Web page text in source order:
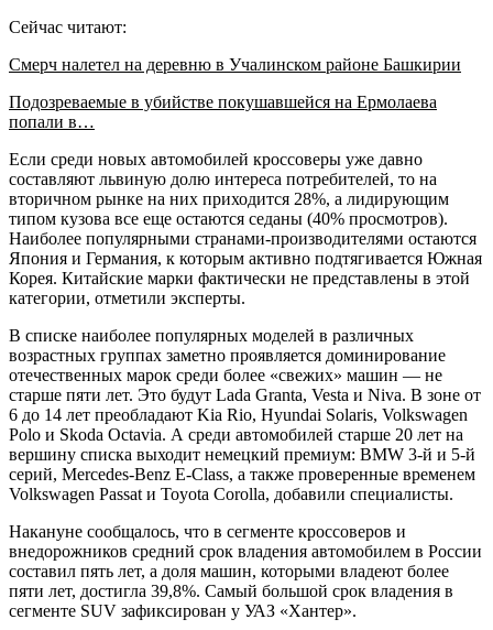
Сейчас читают:
Смерч налетел на деревню в Учалинском районе Башкирии
Подозреваемые в убийстве покушавшейся на Ермолаева
попали в…
Если среди новых автомобилей кроссоверы уже давно
составляют львиную долю интереса потребителей, то на
вторичном рынке на них приходится 28%, а лидирующим
типом кузова все еще остаются седаны (40% просмотров).
Наиболее популярными странами-производителями остаются
Япония и Германия, к которым активно подтягивается Южная
Корея. Китайские марки фактически не представлены в этой
категории, отметили эксперты.
В списке наиболее популярных моделей в различных
возрастных группах заметно проявляется доминирование
отечественных марок среди более «свежих» машин — не
старше пяти лет. Это будут Lada Granta, Vesta и Niva. В зоне от
6 до 14 лет преобладают Kia Rio, Hyundai Solaris, Volkswagen
Polo и Skoda Octavia. А среди автомобилей старше 20 лет на
вершину списка выходит немецкий премиум: BMW 3-й и 5-й
серий, Mercedes-Benz E-Class, а также проверенные временем
Volkswagen Passat и Toyota Corolla, добавили специалисты.
Накануне сообщалось, что в сегменте кроссоверов и
внедорожников средний срок владения автомобилем в России
составил пять лет, а доля машин, которыми владеют более
пяти лет, достигла 39,8%. Самый большой срок владения в
сегменте SUV зафиксирован у УАЗ «Хантер».